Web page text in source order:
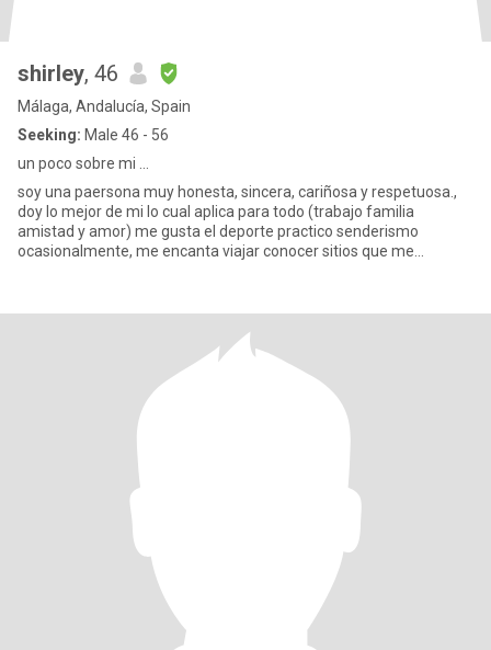
shirley, 46
Málaga, Andalucía, Spain
Seeking: Male 46 - 56
un poco sobre mi ...
soy una paersona muy honesta, sincera, cariñosa y respetuosa.,
doy lo mejor de mi lo cual aplica para todo (trabajo familia
amistad y amor) me gusta el deporte practico senderismo
ocasionalmente, me encanta viajar conocer sitios que me